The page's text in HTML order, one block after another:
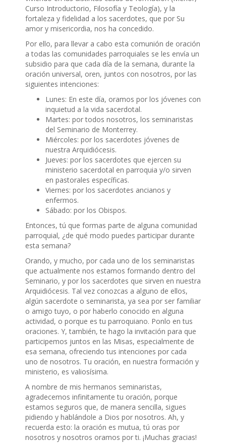
Curso Introductorio, Filosofía y Teología), y la
fortaleza y fidelidad a los sacerdotes, que por Su
amor y misericordia, nos ha concedido.
Por ello, para llevar a cabo esta comunión de oración
a todas las comunidades parroquiales se les envía un
subsidio para que cada día de la semana, durante la
oración universal, oren, juntos con nosotros, por las
siguientes intenciones:
Lunes: En este día, oramos por los jóvenes con
inquietud a la vida sacerdotal.
Martes: por todos nosotros, los seminaristas
del Seminario de Monterrey.
Miércoles: por los sacerdotes jóvenes de
nuestra Arquidiócesis.
Jueves: por los sacerdotes que ejercen su
ministerio sacerdotal en parroquia y/o sirven
en pastorales específicas.
Viernes: por los sacerdotes ancianos y
enfermos.
Sábado: por los Obispos.
Entonces, tú que formas parte de alguna comunidad
parroquial, ¿de qué modo puedes participar durante
esta semana?
Orando, y mucho, por cada uno de los seminaristas
que actualmente nos estamos formando dentro del
Seminario, y por los sacerdotes que sirven en nuestra
Arquidiócesis. Tal vez conozcas a alguno de ellos,
algún sacerdote o seminarista, ya sea por ser familiar
o amigo tuyo, o por haberlo conocido en alguna
actividad, o porque es tu parroquiano. Ponlo en tus
oraciones. Y, también, te hago la invitación para que
participemos juntos en las Misas, especialmente de
esa semana, ofreciendo tus intenciones por cada
uno de nosotros. Tu oración, en nuestra formación y
ministerio, es valiosísima.
A nombre de mis hermanos seminaristas,
agradecemos infinitamente tu oración, porque
estamos seguros que, de manera sencilla, sigues
pidiendo y hablándole a Dios por nosotros. Ah, y
recuerda esto: la oración es mutua, tú oras por
nosotros y nosotros oramos por ti. ¡Muchas gracias!